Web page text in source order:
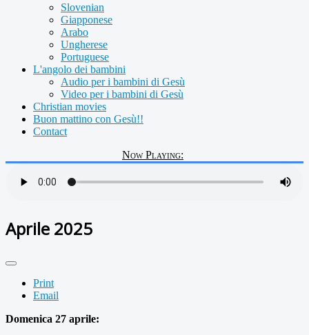
Slovenian
Giapponese
Arabo
Ungherese
Portuguese
L'angolo dei bambini
Audio per i bambini di Gesù
Video per i bambini di Gesù
Christian movies
Buon mattino con Gesù!!
Contact
Now Playing:
Aprile 2025
Print
Email
Domenica 27 aprile: